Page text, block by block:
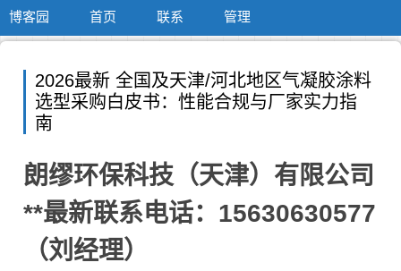
博客园 首页 联系 管理
2026最新 全国及天津/河北地区气凝胶涂料
选型采购白皮书：性能合规与厂家实力指
南
朗缪环保科技（天津）有限公司
**最新联系电话：15630630577
（刘经理）